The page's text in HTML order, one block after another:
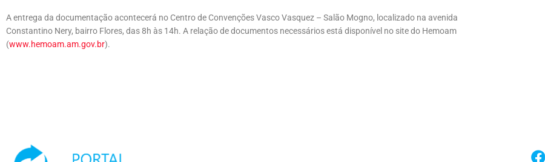
A entrega da documentação acontecerá no Centro de Convenções Vasco Vasquez – Salão Mogno, localizado na avenida
Constantino Nery, bairro Flores, das 8h às 14h. A relação de documentos necessários está disponível no site do Hemoam
(www.hemoam.am.gov.br).